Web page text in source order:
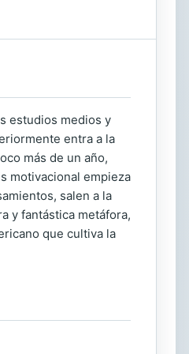
estudios medios y
entra a la
más de un año,
motivacional empieza
salen a la
y fantástica metáfora,
que cultiva la